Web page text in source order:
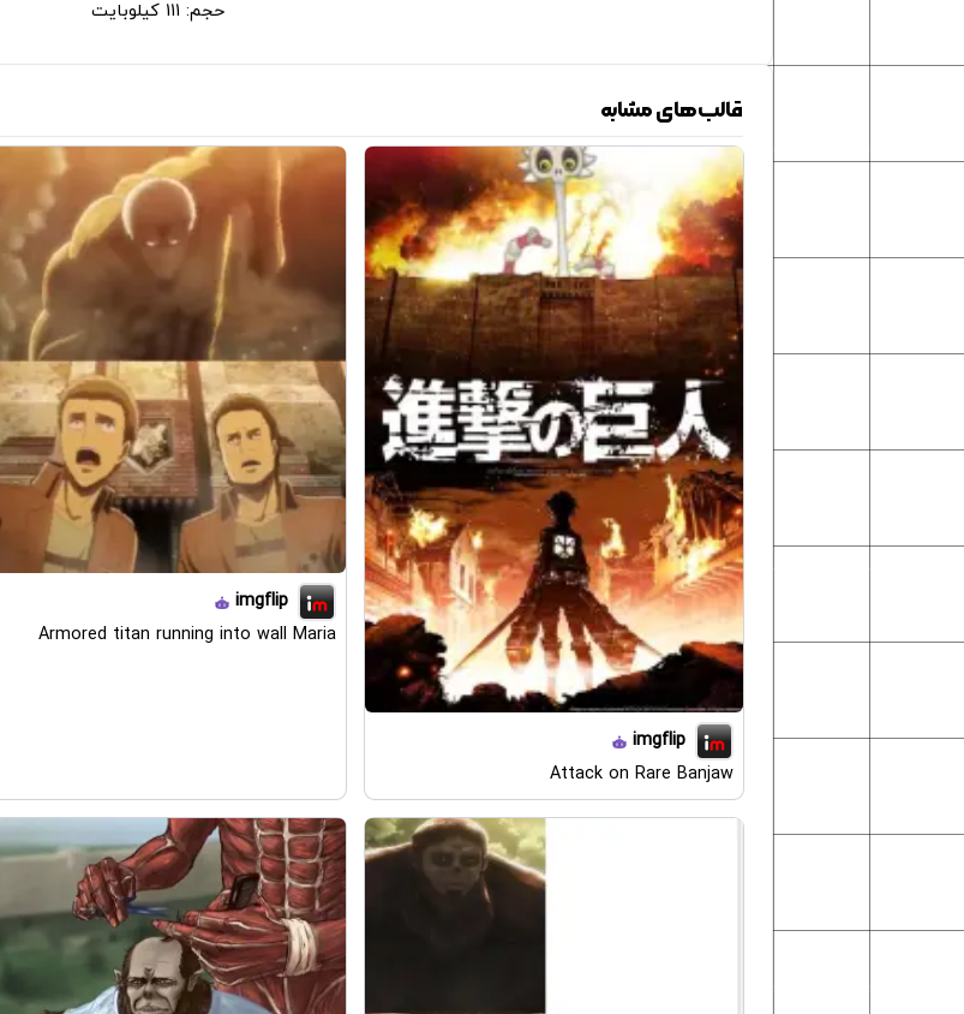
حجم: 111 کیلوبایت
قالب‌های مشابه
imgflip
Attack on Rare Banjaw
imgflip
Armored titan running into wall Maria